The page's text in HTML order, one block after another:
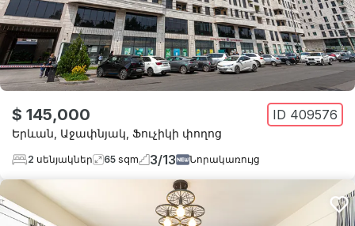
$ 145,000 ID 409576
Երևան Աջափնյակ Ֆուչիկի փողոց
2 սենյակներ 65 sqm 3/13 Նորակառույց